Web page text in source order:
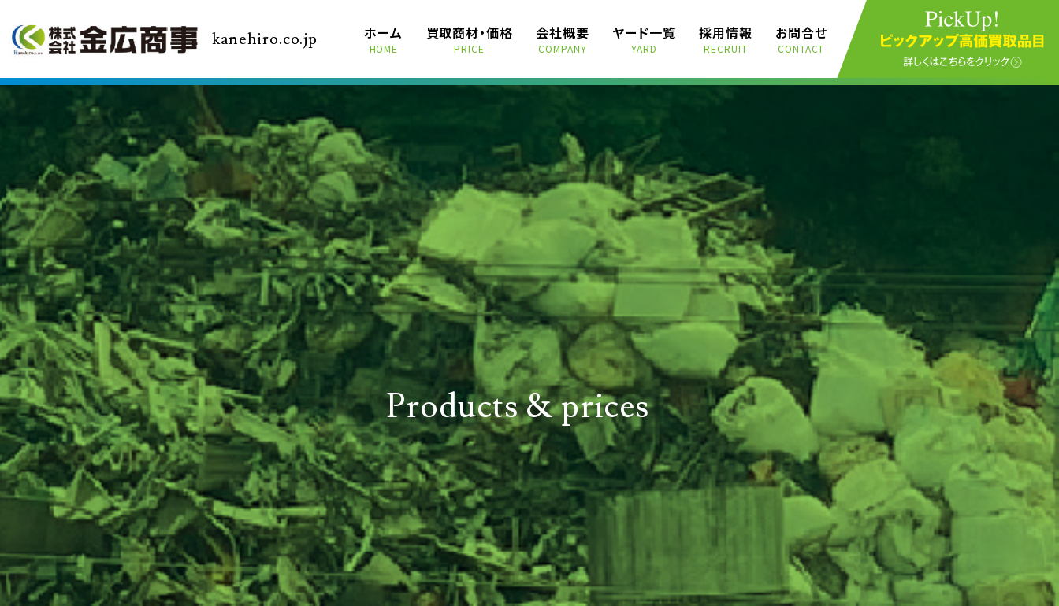
kanehiro.co.jp ホーム
HOME
買取商材・価格
PRICE
会社概要
COMPANY
ヤード一覧
YARD
採用情報
RECRUIT
お問合せ
CONTACT
Products & prices